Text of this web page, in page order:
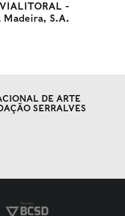
-
Madeira, S.A.
DE ARTE
SERRALVES